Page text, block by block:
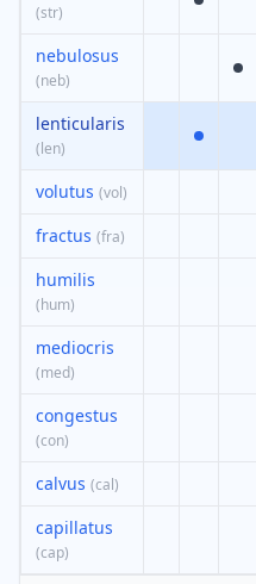
(str)
nebulosus
(neb)
lenticularis
(len)
volutus (vol)
fractus (fra)
humilis
(hum)
mediocris
(med)
congestus
(con)
calvus (cal)
capillatus
(cap)